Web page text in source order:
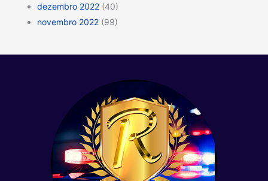
dezembro 2022 (40)
novembro 2022 (99)